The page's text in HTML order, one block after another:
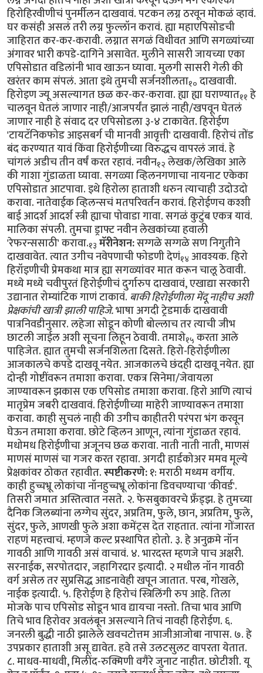
हिरोहिरवीणीचं पुनर्मीलन दाखवावं. पटकन लग्न ठरवून मोकळं व्हावं.
घर कसंही असलं तरी लग्न फुल्लॉन करावं. ह्या महाएपिसोडची
जाहिरात कर-कर-करावी. लग्नात सगळं विधीवत आणि सगळ्यांच्या
अंगावर भारी कपडे-दागिने असावेत. मुलीने सासरी जायच्या एका
एपिसोडात वडिलांनी भाव खाऊन घ्यावा. मुलगी सासरी गेली की
खरंतर काम संपलं. आता इथे तुमची सर्जनशीलता१० दाखवावी.
हिरोइण ज्यू असल्यागत छळ कर-कर-करावा. ह्या ह्या घराण्यात११ हे
चालवून घेतलं जाणार नाही/आजपर्यंत झालं नाही/खपवून घेतलं
जाणार नाही हे संवाद दर एपिसोडला ३-४ टाकावेत. हिरोईण
'टायटॅनिकफोड आइसबर्ग ची मानवी आवृत्ती' दाखवावी. हिरोचं तोंड
बंद करण्यात यावं किंवा हिरोईणीच्या विरुद्धच वापरलं जावं. हे
चांगलं अडीच तीन वर्षं करत रहावं. नवीन१२ लेखक/लेखिका आले
की गाशा गुंडाळता घ्यावा. सगळ्या व्हिलनगणाचा नायनाट एकेका
एपिसोडात आटपावा. इथे हिरोला हाताशी धरुन त्याचाही उदोउदो
करावा. नातेवाईक व्हिलन्सचं मतपरिवर्तन करावं. हिरोईणच कश्शी
बाई आदर्श आदर्श स्त्री ह्याचा पोवाडा गावा. सगळं कुटुंब एकत्र यावं.
मालिका संपली. तुमचा ड्राफ्ट नवीन लेखकांच्या हवाली
'रेफरन्ससाठी' करावा.१३ मॅरीनेशन:सग्गळे सग्गळे सण निगुतीने
दाखवावेत. त्यात उगीच नवेपणाची फोडणी देणं१४ आवश्यक. हिरो
हिरॉइणीची प्रेमकथा मात्र ह्या सगळ्यांवर मात करून चालू ठेवावी.
मध्ये मध्ये चवीपुरतं हिरोईणीचं दुर्गारुप दाखवावं, एखाद्या सरकारी
उद्यानात रोम्यांटिक गाणं टाकावं. बाकी हिरोईणीला मेंदू नाहीच अशी
प्रेक्षकांची खात्री झाली पाहिजे.भाषा अगदी ट्रेडमार्क दाखवावी
पात्रनिवडीनुसार. लहेजा सोडून कोणी बोल्लाच तर त्याची जीभ
छाटली जाईल अशी सूचना लिहून ठेवावी. तमाशे१५ करता आले
पाहिजेत. ह्यात तुमची सर्जनशिलता दिसते. हिरो-हिरोईणीला
आजकालचे कपडे दाखवू नयेत. आजकालचे छंदही दाखवू नयेत. ह्या
दोन्ही गोष्टींवरून तमाशा करावा. एकत्र सिनेमा/जेवायला
जाण्यावरून झकास एक एपिसोड तमाशा करावा. हिरो आणि त्याचं
मातृप्रेम जबरी दाखवावं. हिरोईणीच्या माहेरी जाण्यावरून तमाशा
करावा. काही सुचलं नाही की उगीच काहीतरी परंपरा भंग करवून
घेऊन तमाशा करावा. छोटे व्हिलन आणून, त्यांना गुंडाळत रहावं.
मधोमध हिरोईणीचा अजूनच छळ करावा. नाती नाती नाती, माणसं
माणसं माणसं चा गजर करत रहावा. अगदी हार्डकोअर ममव मूल्ये
प्रेक्षकांवर ठोकत रहावीत.स्पष्टीकरणे:१: मराठी मध्यम वर्गीय.
काही हुच्चभ्रू लोकांचा नॉनहुच्चभ्रू लोकांना डिवचण्याचा 'कीवर्ड'.
तिसरी जमात अस्तित्वात नसते. २. फेसबुकावरचे फ्रँड्झ. हे तुमच्या
दैनिक जिलब्यांना लग्गेच सुंदर, अप्रतिम, फुले, छान, अप्रतिम, फुले,
सुंदर, फुले, आणखी फुले अशा कमेंट्स देत राहतात. त्यांना गोंजारत
राहणं महत्त्वाचं. म्हणजे कल्ट प्रस्थापित होतो. ३. हे अनुक्रमे नॉन
गावठी आणि गावठी असं वाचावं. ४. भारदस्त म्हणजे पाच अक्षरी.
सरनाईक, सरपोतदार, जहागिरदार इत्यादी. २ मधील नॉन गावठी
वर्ग असेल तर सुप्रसिद्ध आडनावेही खपून जातात. परब, गोखले,
नाईक इत्यादी. ५. हिरोईण हे हिरोचं स्त्रिलिंगी रुप आहे. तिला
मोजके पाच एपिसोड सोडून भाव द्यायचा नस्तो. तिचा भाव आणि
तिचे भाव हिरोवर अवलंबून असल्याने तिचं नावही हिरोईण. ६.
जनरली बुद्धी नाठी झालेले खवचटोत्तम आजीआजोबा नापास. ७. हे
उपप्रकार हाताशी असू द्यावेत. हवे तसे उलटसुलट वापरता येतात.
८. माधव-माधवी, मिलींद-रुक्मिणी वगैरे जुनाट नाहीत. छोटीशी. यू